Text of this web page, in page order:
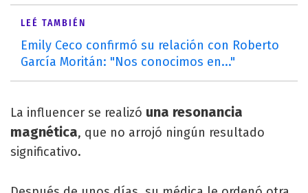
LEÉ TAMBIÉN
Emily Ceco confirmó su relación con Roberto
García Moritán: "Nos conocimos en..."
La influencer se realizó una resonancia
magnética, que no arrojó ningún resultado
significativo.